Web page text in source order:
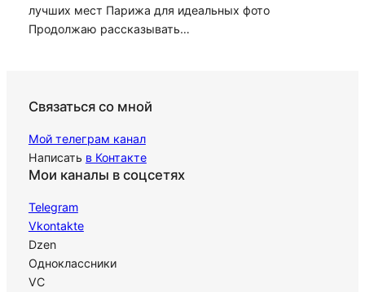
лучших мест Парижа для идеальных фото
Продолжаю рассказывать…
Связаться со мной
Мой телеграм канал
Написать в Контакте
Мои каналы в соцсетях
Telegram
Vkontakte
Dzen
Одноклассники
VC